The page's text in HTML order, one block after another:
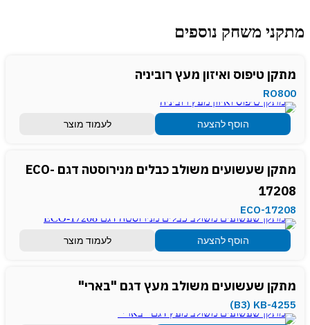
מתקני משחק נוספים
מתקן טיפוס ואיזון מעץ רוביניה
RO800
הוסף להצעה לעמוד מוצר
מתקן שעשועים משולב כבלים מנירוסטה דגם ECO-
17208
ECO-17208
הוסף להצעה לעמוד מוצר
מתקן שעשועים משולב מעץ דגם "בארי"
B3) KB-4255)